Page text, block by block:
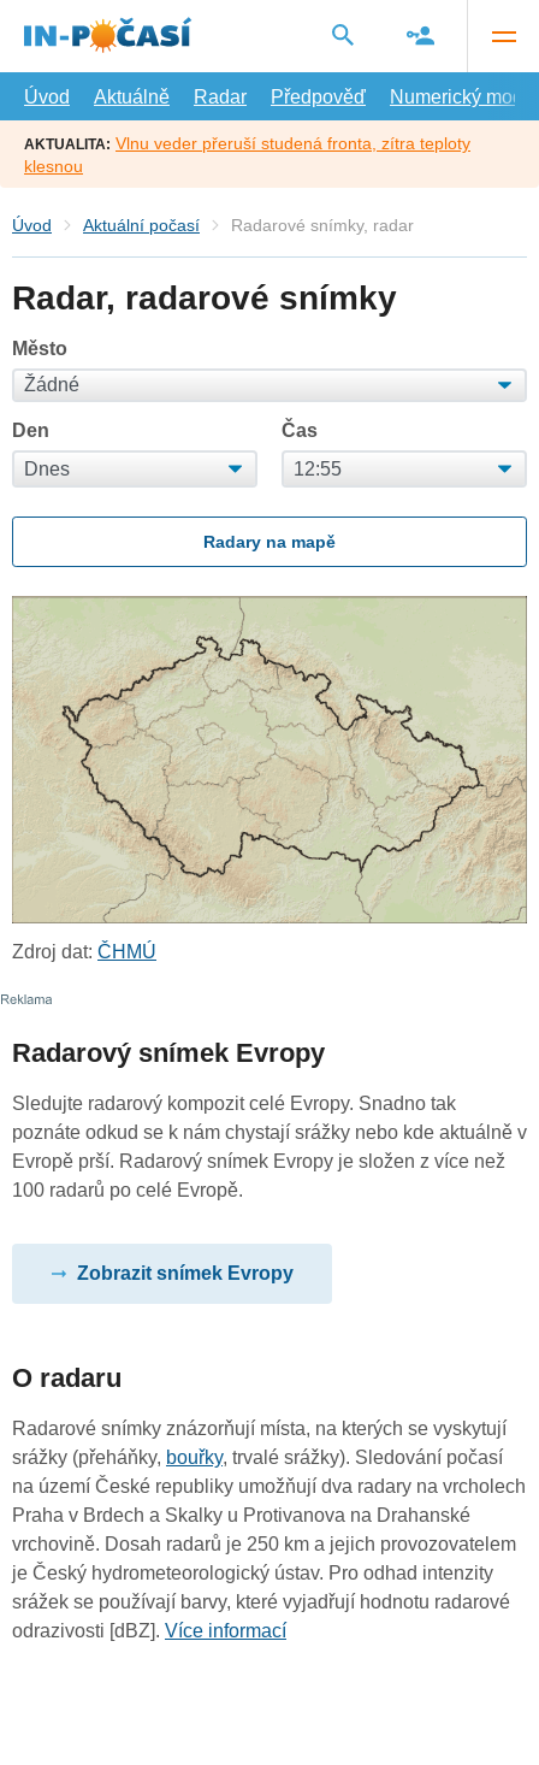
hlavní
Úvod
Aktuálně Radar Předpověď Numerický model
AKTUALITA: Vlnu veder přeruší studená fronta, zítra teploty
klesnou
Úvod Aktuální počasí Radarové snímky, radar
Radar, radarové snímky
Město
Den Čas
Radary na mapě
Zdroj dat: ČHMÚ
Radarový snímek Evropy
Sledujte radarový kompozit celé Evropy. Snadno tak
poznáte odkud se k nám chystají srážky nebo kde aktuálně v
Evropě prší. Radarový snímek Evropy je složen z více než
100 radarů po celé Evropě.
Zobrazit snímek Evropy
O radaru
Radarové snímky znázorňují místa, na kterých se vyskytují
srážky (přeháňky, bouřky, trvalé srážky). Sledování počasí
na území České republiky umožňují dva radary na vrcholech
Praha v Brdech a Skalky u Protivanova na Drahanské
vrchovině. Dosah radarů je 250 km a jejich provozovatelem
je Český hydrometeorologický ústav. Pro odhad intenzity
srážek se používají barvy, které vyjadřují hodnotu radarové
odrazivosti [dBZ]. Více informací